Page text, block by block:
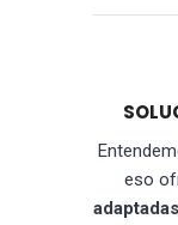
eso
adaptadas